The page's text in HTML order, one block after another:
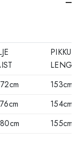
PIKKUS
153cm
154cm
155cm